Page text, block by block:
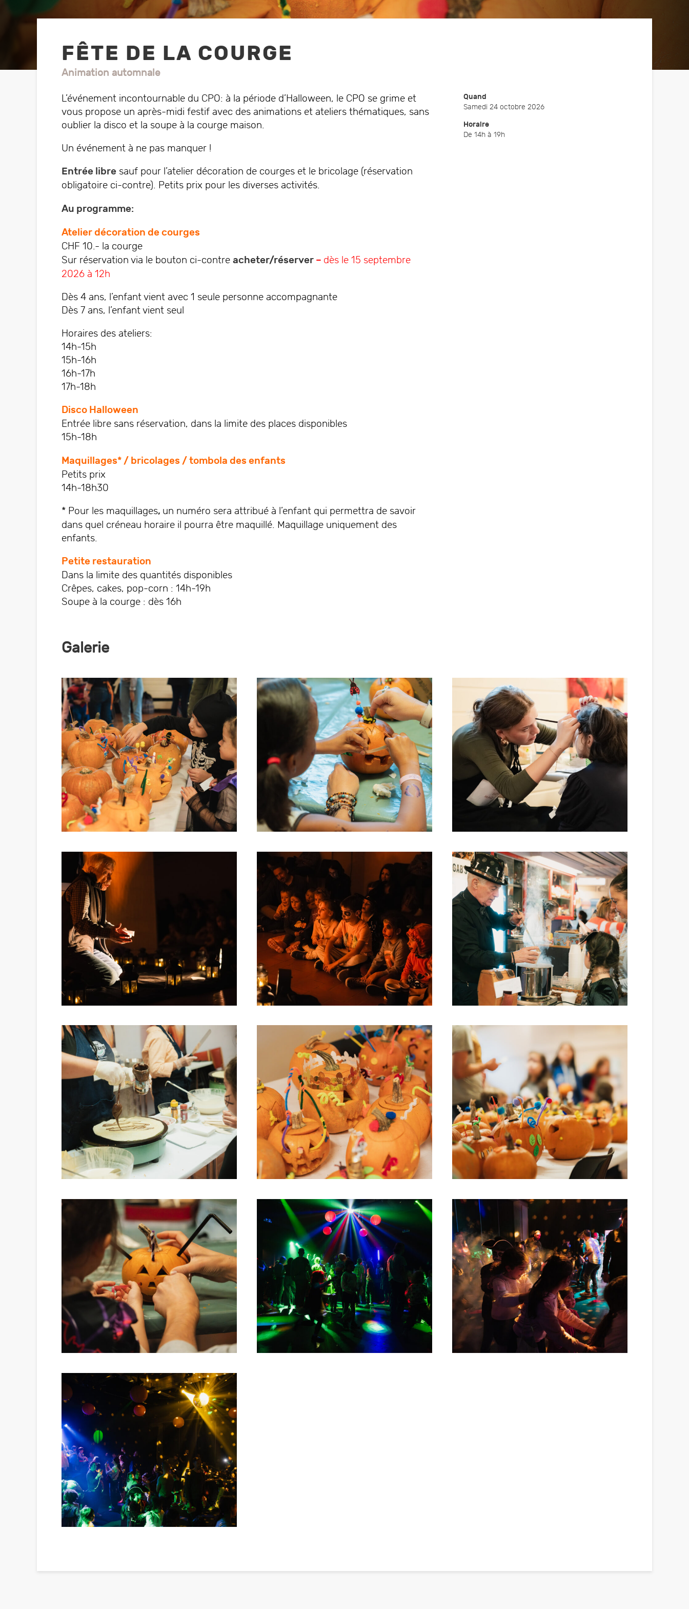
Hors Saison
sein du CPO par des
locataires externes
Les Puces du CPO Fête de la courge
Pour les adeptes du
seconde main
des vêtements pour les
Rejoignez l’association
au CPO!
Infos techniques Nos partenaires
FÊTE DE LA COURGE
Animation automnale
L’événement incontournable du CPO: à la période d’Halloween, le CPO se grime et
vous propose un après-midi festif avec des animations et ateliers thématiques, sans
oublier la disco et la soupe à la courge maison.
Un événement à ne pas manquer !
Entrée libre sauf pour l’atelier décoration de courges et le bricolage (réservation
obligatoire ci-contre). Petits prix pour les diverses activités.
Au programme:
Atelier décoration de courges
CHF 10.- la courge
Sur réservation via le bouton ci-contre acheter/réserver – dès le 15 septembre
2026 à 12h
Dès 4 ans, l’enfant vient avec 1 seule personne accompagnante
Dès 7 ans, l’enfant vient seul
Horaires des ateliers:
14h-15h
15h-16h
16h-17h
17h-18h
Disco Halloween
Entrée libre sans réservation, dans la limite des places disponibles
15h-18h
Maquillages* / bricolages / tombola des enfants
Petits prix
14h-18h30
* Pour les maquillages, un numéro sera attribué à l’enfant qui permettra de savoir
dans quel créneau horaire il pourra être maquillé. Maquillage uniquement des
enfants.
Petite restauration
Dans la limite des quantités disponibles
Crêpes, cakes, pop-corn : 14h-19h
Soupe à la courge : dès 16h
Quand
Samedi 24 octobre 2026
Horaire
De 14h à 19h
Galerie